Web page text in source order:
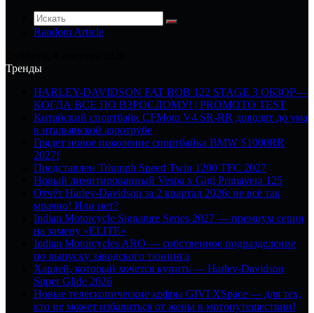
Random Article
Тренды
HARLEY-DAVIDSON FAT BOB 122 STAGE 3 ОБЗОР—
КОГДА ВСЕ ПО ВЗРОСЛОМУ! | PROMOTO TEST
Китайский спортбайк CFMoto V4 SR-RR доводят до ума
в итальянской аэротрубе
Грядет новое поколение спортбайка BMW S1000RR
2027!
Представлен Triumph Speed Twin 1200 TFC 2027
Новый лимитированный Vespa x Gigi Primavera 125
Отчёт Harley-Davidson за 2 квартал 2026: не всё так
мрачно! Или нет?
Indian Motorcycle Signature Series 2027 — премиум серия
на замену «ELITE»
Indian Motorcycles ARO — собственное подразделение
по выпуску заводского тюнинга
Харлей, который хочется купить — Harley-Davidson
Super Glide 2026
Новые телескопические кофры GIVI XSpace — для тех,
кто не может избавиться от жены в мотопутешествии!